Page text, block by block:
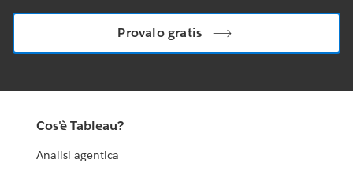
Provalo gratis
Cos'è Tableau?
Analisi agentica